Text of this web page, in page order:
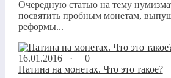
Очередную статью на тему
посвятить пробным монетам,
реформы...
16.01.2016 ·
0
Патина на монетах. Что это такое?